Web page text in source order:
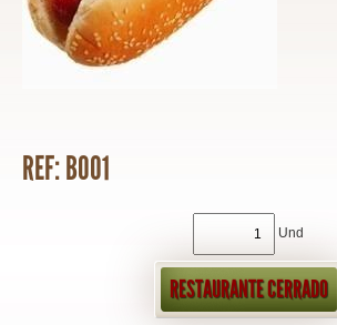
REF: B001
Und
RESTAURANTE CERRADO